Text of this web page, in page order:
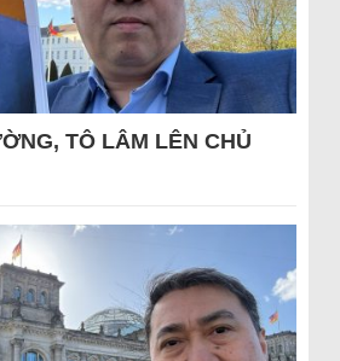
TÔ LÂM LÊN CHỦ